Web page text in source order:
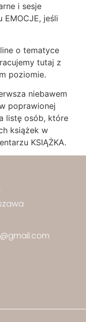
i sesje
jeśli
o tematyce
tutaj z
poziomie.
niebawem
poprawionej
listę osób, które
książek w
KSIĄŻKA.